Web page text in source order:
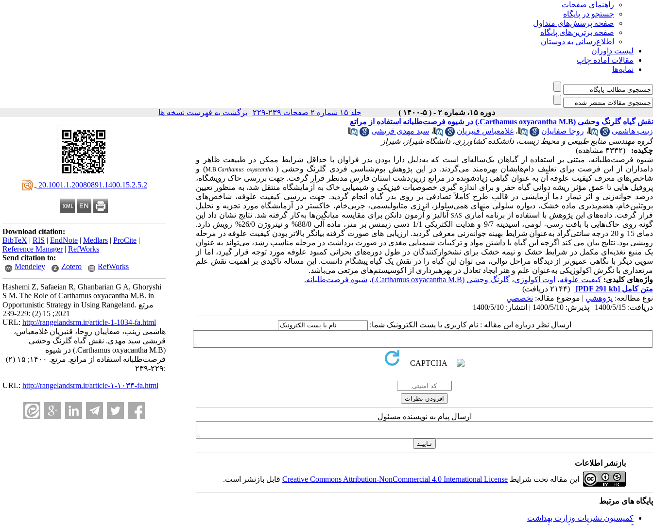
راهنمای صفحات
جستجو در پایگاه
صفحه پرسش‌های متداول
صفحه برترین‌های پایگاه
اطلاع‌رسانی به دوستان
لیست داوران
مقالات آماده چاپ
نمایه‌ها
دوره ۱۵، شماره ۲ - ( ۵-۱۴۰۰ ) جلد ۱۵ شماره ۲ صفحات ۲۳۹-۲۲۹ | برگشت به فهرست نسخه ها
‎ 20.1001.1.20080891.1400.15.2.5.2
Download citation:
BibTeX | RIS | EndNote | Medlars | ProCite |
Reference Manager| RefWorks
Send citation to:
Mendeley
Zotero RefWorks
Hashemi Z, Safaeian R, Ghanbarian G A, Ghoryshi
S M. The Role of Carthamus oxyacantha M.B. in
Opportunistic Strategy in Using Rangeland. مرتع
2021; 15 (2) :229-239
URL: http://rangelandsrm.ir/article-1-1034-fa.html
هاشمی زینب، صفاییان روجا، قنبریان غلامعباس،
قریشی سید مهدی. نقش گیاه گلرنگ وحشی
(Carthamus oxyacantha M.B.) در شیوه
فرصت‌طلبانه استفاده از مراتع. مرتع. ۱۴۰۰; ۱۵ (۲)
:۲۲۹-۲۳۹
URL: http://rangelandsrm.ir/article-۱-۱۰۳۴-fa.html
نقش گیاه گلرنگ وحشی (Carthamus oxyacantha M.B.) در شیوه فرصت‌طلبانه استفاده از مراتع
زینب هاشمی
، روجا صفاییان ، غلامعباس قنبریان ، سید مهدی قریشی
گروه مهندسی منابع طبیعی و محیط زیست، دانشکده کشاورزی، دانشگاه شیراز، شیراز
چکیده:
(۴۳۳۲ مشاهده)
شیوه فرصت‌طلبانه، مبتنی بر استفاده از گیاهان یک‌ساله‌ای است که به‌دلیل دارا بودن بذر فراوان با حداقل شرایط ممکن در طبیعت ظاهر و
دامداران از این فرصت برای تعلیف دام‌هایشان بهره‌مند می‌گردند. در این پژوهش بوم‌شناسی فردی گلرنگ وحشی (
Carthamus oxyacantha
M.B.
) و
شاخص‌های معرف کیفیت علوفه آن به عنوان گیاهی زیادشونده در مراتع زرین‌دشت استان فارس مدنظر قرار گرفت. جهت بررسی خاک رویشگاه،
پروفیل هایی تا عمق مؤثر ریشه دوانی گیاه حفر و برای اندازه گیری خصوصیات فیزیکی و شیمیایی خاک به آزمایشگاه منتقل شد. به منظور تعیین
درصد جوانه‌زنی و اثر تیمار دما آزمایشی در قالب طرح کاملاً تصادفی بر روی بذر گیاه انجام گردید. جهت بررسی کیفیت علوفه، شاخص‌های
پروتئین‌خام، هضم‌پذیری ماده خشک، دیواره سلولی منهای همی‌سلولز، انرژی متابولیسمی، چربی‌خام، خاکستر در آزمایشگاه مورد تجزیه و تحلیل
قرار گرفت. داده‌های این پژوهش با استفاده از برنامه آماری SAS آنالیز و آزمون دانکن برای مقایسه میانگین‌ها به‌کار گرفته شد. نتایج نشان داد این
گونه روی خاک‌هایی با بافت رسی- لومی، اسیدیته 9/7 و هدایت الکتریکی 1/1 دسی زیمنس بر متر، ماده آلی 88/0% و نیتروژن 26/0% رویش دارد.
دمای 15 و
20 درجه سانتی‌گراد به‌عنوان شرایط بهینه جوانه‌زنی معرفی گردید. ارزیابی های صورت گرفته بیانگر بالاتر بودن کیفیت علوفه در مرحله
رویشی بود. نتایج بیان می کند اگرچه این گیاه با داشتن مواد و ترکیبات شیمیایی مغذی در صورت برداشت در مرحله مناسب رشد، می‌تواند به عنوان
یک منبع تغذیه‌ای مکمل در شرایط خشک و نیمه خشک برای نشخوارکنندگان در طول دوره‌های بحرانی کمبود علوفه مورد توجه قرار گیرد، اما از
سویی دیگر با نگاهی عمیق‌تر از دیدگاه مراحل توالی، می توان این گیاه را در نقش یک گیاه پیشگام دانست. این مساله تأکیدی بر اهمیت نقش علم
مرتع­داری با نگرش اکولوژیکی به‌عنوان علم و هنر ایجاد تعادل در بهره­برداری از اکوسیستم‌های مرتعی می‌باشد.
واژه‌های کلیدی: کیفیت علوفه، اوت اکولوژی، گلرنگ وحشی (Carthamus oxyacantha M.B.) ، شیوه فرصت‌طلبانه.
متن کامل [PDF 291 kb]
(۲۱۴۴ دریافت)
نوع مطالعه: پژوهشي | موضوع مقاله: تخصصي
دریافت: 1400/5/15 | پذیرش: 1400/5/10 | انتشار: 1400/5/10
ارسال نظر درباره این مقاله : نام کاربری یا پست الکترونیک شما:
ارسال پیام به نویسنده مسئول
بازنشر اطلاعات
این مقاله تحت شرایط Creative Commons Attribution-NonCommercial 4.0 International Licenseقابل بازنشر است.
پایگاه های مرتبط
کمیسیون نشریات وزارت بهداشت